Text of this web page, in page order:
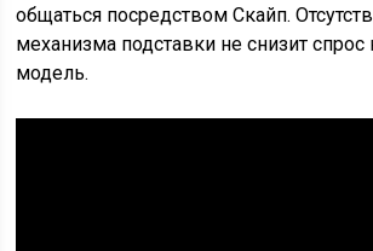
общаться посредством Скайп.
механизма подставки не снизит
модель.